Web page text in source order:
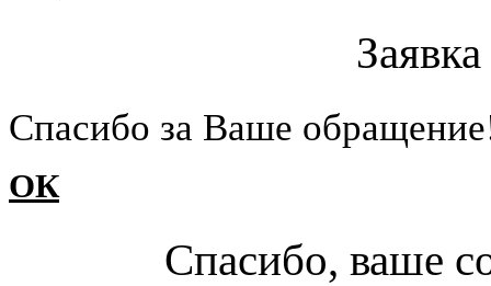
Cпасибо за Ваше
ОК
Спасибо, ваше